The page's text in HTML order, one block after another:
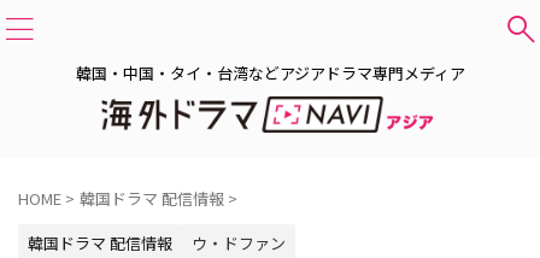
韓国・中国・タイ・台湾などアジアドラマ専門メディア
HOME > 韓国ドラマ 配信情報 >
韓国ドラマ 配信情報
ウ・ドファン